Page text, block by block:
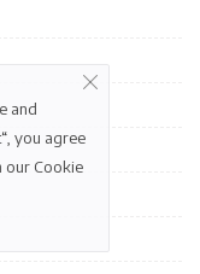
and
you agree
our Cookie